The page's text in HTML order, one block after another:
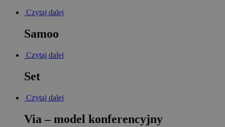
Czytaj dalej
Samoo
Czytaj dalej
Set
Czytaj dalej
Via – model konferencyjny